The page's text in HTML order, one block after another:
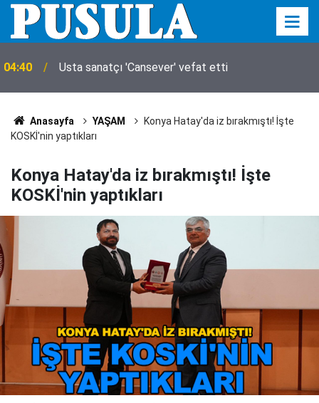
04:40 Usta sanatçı 'Cansever' vefat etti
Anasayfa YAŞAM
Konya Hatay'da iz bırakmıştı! İşte
KOSKİ'nin yaptıkları
Konya Hatay'da iz bırakmıştı! İşte
KOSKİ'nin yaptıkları